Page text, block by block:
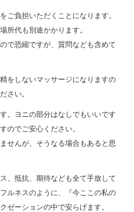
ご負担いただくことになります。
所代も別途かかります。
で恐縮ですが、質問なども含めて
をしないマッサージになりますの
さい。
。ヨニの部分はなしでもいいです
のでご安心ください。
せんが、そうなる場合もあると思
、抵抗、期待なども全て手放して
ルネスのように、『今ここの私の
ゼーションの中で安らげます。